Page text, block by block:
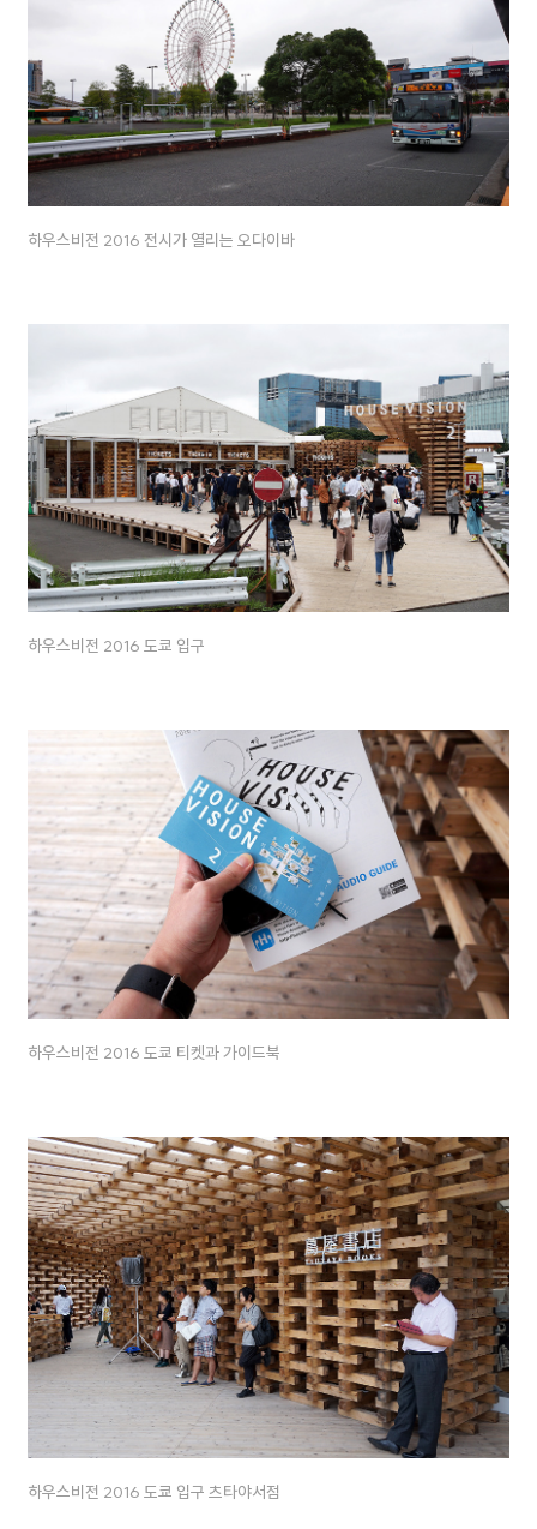
하우스비전 2016 전시가 열리는 오다이바
하우스비전 2016 도쿄 입구
하우스비전 2016 도쿄 티켓과 가이드북
하우스비전 2016 도쿄 입구 츠타야서점